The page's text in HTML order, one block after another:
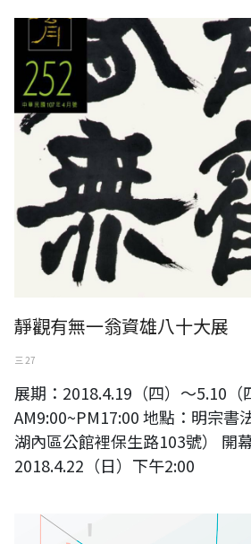
靜觀有無一翁資雄八十大展
靜觀有無一翁資雄八十大展
三 27
展期：2018.4.19（四）～5.10（
AM9:00~PM17:00 地點：明宗書
湖內區公館裡保生路103號） 開
2018.4.22（日）下午2:00
2018新北市美術家雙年展